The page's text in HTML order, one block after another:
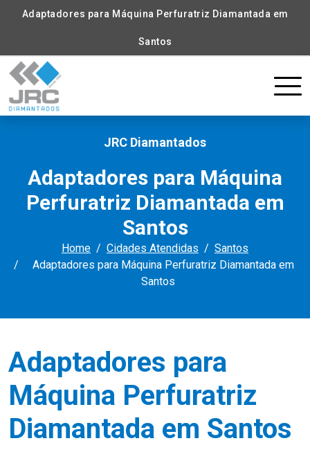
Adaptadores para Máquina Perfuratriz Diamantada em
Santos
JRC Diamantados
Adaptadores para Máquina
Perfuratriz Diamantada em
Santos
Home Cidades Atendidas
Santos
Adaptadores para Máquina Perfuratriz Diamantada em
Santos
Adaptadores para
Máquina Perfuratriz
Diamantada em Santos